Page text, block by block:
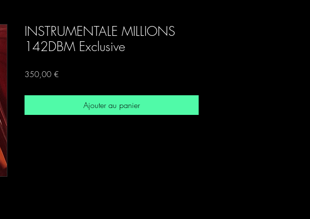
INSTRUMENTALE MILLIONS
142DBM Exclusive
350,00 €
Ajouter au panier